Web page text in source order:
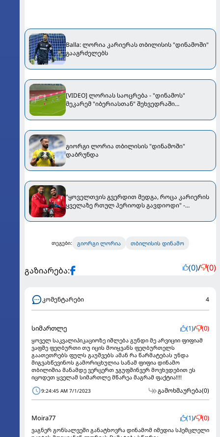
Balla: ლორია კარიერას თბილისის "დინამოში"
გააგრძელებს
[VIDEO] ლორიას საოცრება - "დინამოს"
მეკარემ "იბერიასთან" შეხვედრაში
გიორგი ლორია თბილისის "დინამოში"
დაბრუნდა
"ყოველთვის გვერდით მედგა, როცა კარიერის
ყველაზე რთულ პერიოდს გავდიოდი" -
თეგები: გიორგი ლორია თბილისის დინამო
გაზიარება: (0)/ (0)
კომენტარები 4
სიმართლე (1)/ (0)
ყოველ საკვალიპიკაციოზე იშლება გუნდი მე არვიციი ფიფიამ
ვაფშე ფეღბურთი თუ იცის მოიყვანს ფეღბურთელს
გაათეთრებს ფულს გაუშვებს ამან რა წარმატებას უნდა
მიგვახწევინოს გამორიცხულია სანამ ფიფია დინამო
თბილიშია მანამდე ვერცერთ ჯგუფშინვერ მოვხვდებით ეს
იცოდეთ ყველამ სიმართლე მწარეა მაგრამ ფაქტია!!!!
9:24:45 AM 7/1/2023 გამოხმაურება(0)
Moira77 (1)/ (0)
ვაგნერ გონსალვეში განატხოვრა დინამომ იმედია სჰემცლელი